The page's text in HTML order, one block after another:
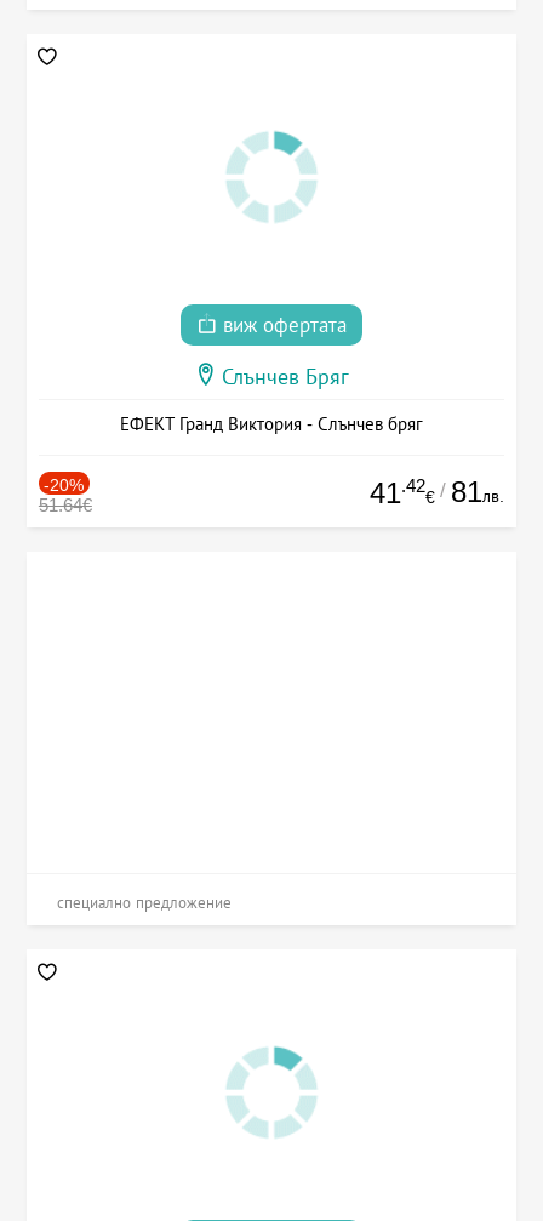
виж офертата
Слънчев Бряг
ЕФЕКТ Гранд Виктория - Слънчев бряг
-20%
51.64€ 41.42
€ / 81лв.
специално предложение